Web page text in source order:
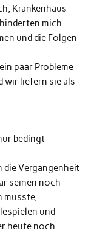
Krankenhaus
mich
und die Folgen
paar Probleme
wir liefern sie als
bedingt
Vergangenheit
seinen noch
musste,
und
heute noch